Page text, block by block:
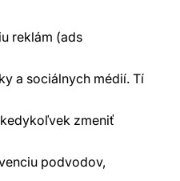
reklám (ads
a sociálnych médií. Tí
zmeniť
podvodov,